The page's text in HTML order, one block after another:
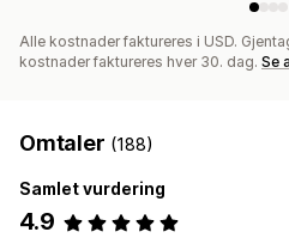
Alle kostnader faktureres i USD.
kostnader faktureres hver 30. dag. Se
Omtaler (188)
Samlet vurdering
4.9